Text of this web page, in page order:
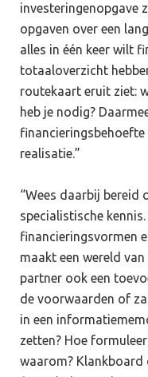
investeringenopgave
opgaven over een
alles in één keer wilt
totaaloverzicht
routekaart eruit ziet:
heb je nodig?
financieringsbehoefte
realisatie.”
“Wees daarbij bereid
specialistische
financieringsvormen
maakt een wereld
partner ook een
de voorwaarden of
in een
zetten? Hoe
waarom? Klankboard